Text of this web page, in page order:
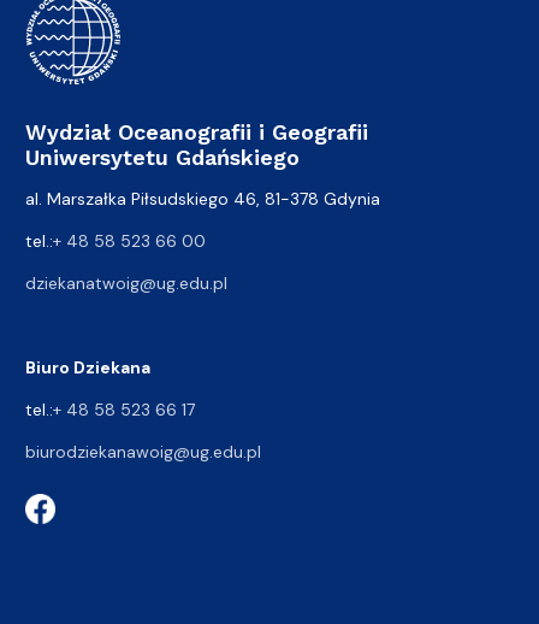
Wydział Oceanografii i Geografii
Uniwersytetu Gdańskiego
al. Marszałka Piłsudskiego 46, 81-378 Gdynia
tel.:+ 48 58 523 66 00
dziekanatwoig@ug.edu.pl
Biuro Dziekana
tel.:+ 48 58 523 66 17
biurodziekanawoig@ug.edu.pl